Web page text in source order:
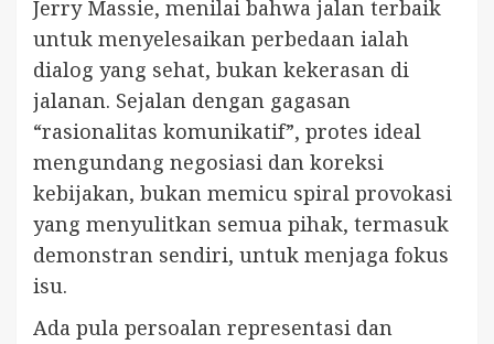
Jerry Massie, menilai bahwa jalan terbaik
untuk menyelesaikan perbedaan ialah
dialog yang sehat, bukan kekerasan di
jalanan. Sejalan dengan gagasan
“rasionalitas komunikatif”, protes ideal
mengundang negosiasi dan koreksi
kebijakan, bukan memicu spiral provokasi
yang menyulitkan semua pihak, termasuk
demonstran sendiri, untuk menjaga fokus
isu.
Ada pula persoalan representasi dan